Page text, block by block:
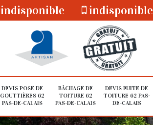
indisponible indisponible
DEVIS POSE DE
GOUTTIÈRES 62
PAS-DE-CALAIS
BÂCHAGE DE
TOITURE 62
PAS-DE-CALAIS
DEVIS FUITE DE
TOITURE 62 PAS-
DE-CALAIS